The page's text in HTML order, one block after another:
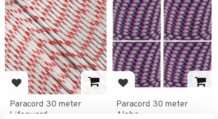
Lägg till i favoriter
Paracord 30 meter
Lifeguard
Lägg till i favoriter
Paracord 30 meter
Aloha